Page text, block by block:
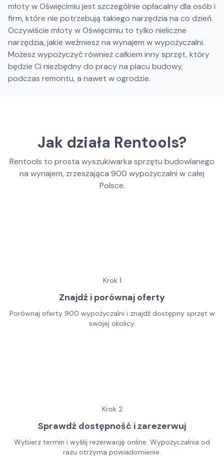
młoty w Oświęcimiu jest szczególnie opłacalny dla osób i
firm, które nie potrzebują takiego narzędzia na co dzień.
Oczywiście młoty w Oświęcimiu to tylko nieliczne
narzędzia, jakie weźmiesz na wynajem w wypożyczalni.
Możesz wypożyczyć również całkiem inny sprzęt, który
będzie Ci niezbędny do pracy na placu budowy,
podczas remontu, a nawet w ogrodzie.
Jak działa Rentools?
Rentools to prosta wyszukiwarka sprzętu budowlanego
na wynajem, zrzeszająca 900 wypożyczalni w całej
Polsce.
Krok 1
Znajdź i porównaj oferty
Porównaj oferty 900 wypożyczalni i znajdź dostępny sprzęt w
swojej okolicy.
Krok 2
Sprawdź dostępność i zarezerwuj
Wybierz termin i wyślij rezerwację online. Wypożyczalnia od
razu otrzyma powiadomienie.